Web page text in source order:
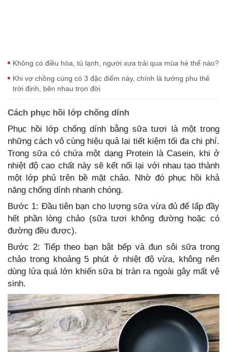
Không có điều hòa, tủ lạnh, người xưa trải qua mùa hè thế nào?
Khi vợ chồng cùng có 3 đặc điểm này, chính là tướng phu thê
trời định, bên nhau trọn đời
Cách phục hồi lớp chống dính
Phục hồi lớp chống dính bằng sữa tươi là một trong
những cách vô cùng hiệu quả lại tiết kiệm tối đa chi phí.
Trong sữa có chứa một dạng Protein là Casein, khi ở
nhiệt độ cao chất này sẽ kết nối lại với nhau tạo thành
một lớp phủ trên bề mặt chảo. Nhờ đó phục hồi khả
năng chống dính nhanh chóng.
Bước 1: Đầu tiên bạn cho lượng sữa vừa đủ để lấp đầy
hết phần lòng chảo (sữa tươi không đường hoặc có
đường đều được).
Bước 2: Tiếp theo bạn bật bếp và đun sôi sữa trong
chảo trong khoảng 5 phút ở nhiệt độ vừa, không nên
dùng lửa quá lớn khiến sữa bị tràn ra ngoài gây mất vệ
sinh.